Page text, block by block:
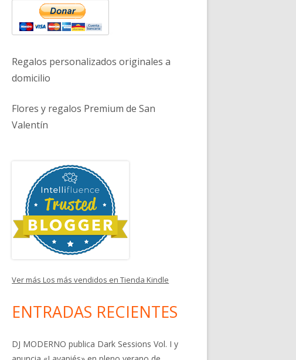
Regalos personalizados originales a
domicilio
Flores y regalos Premium de San
Valentín
Ver más Los más vendidos en Tienda Kindle
ENTRADAS RECIENTES
DJ MODERNO publica Dark Sessions Vol. I y